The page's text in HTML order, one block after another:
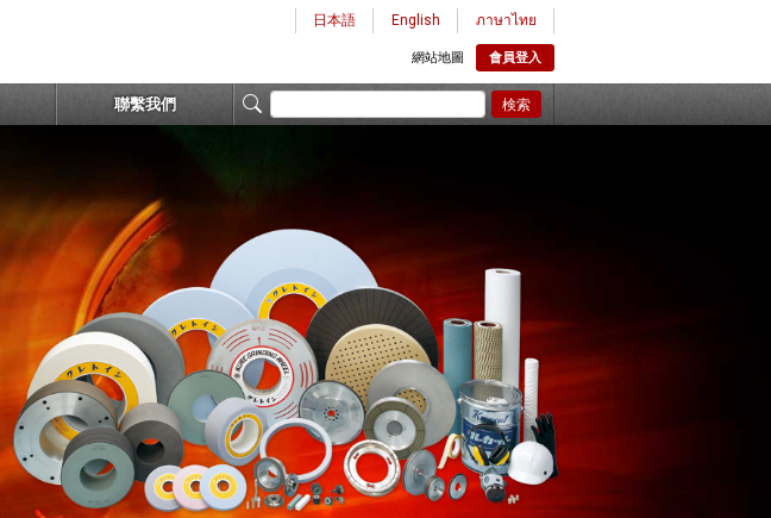
日本語 English ภาษาไทย
網站地圖 會員登入
聯繫我們 検索